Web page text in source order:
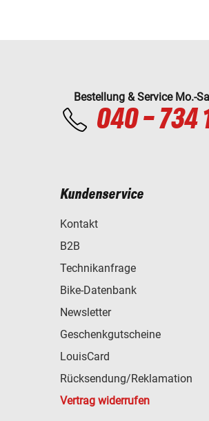
Bestellung & Service Mo.-
040 - 734
Kundenservice
Kontakt
B2B
Technikanfrage
Bike-Datenbank
Newsletter
Geschenkgutscheine
LouisCard
Rücksendung/Reklamation
Vertrag widerrufen